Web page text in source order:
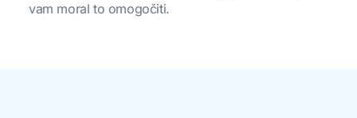
vam moral to omogočiti.